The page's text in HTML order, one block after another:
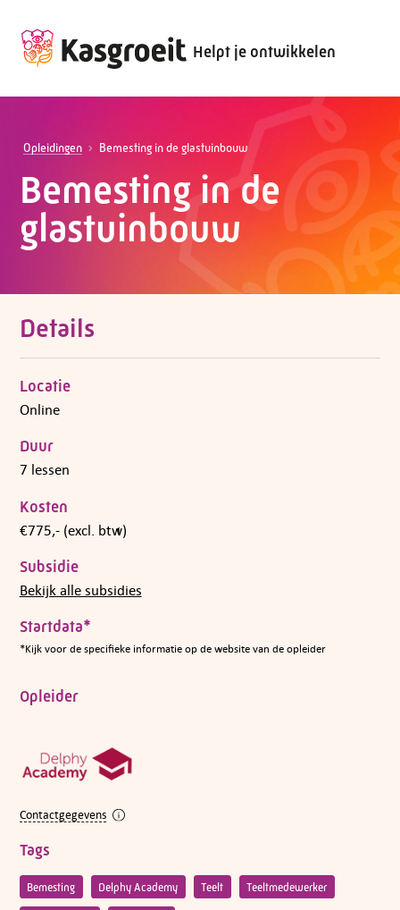
Helpt je ontwikkelen
Opleidingen Bemesting in de glastuinbouw
Bemesting in de
glastuinbouw
Details
Locatie
Online
Duur
7 lessen
Kosten
€775,- (excl. btw)
Subsidie
Bekijk alle subsidies
Startdata*
*Kijk voor de specifieke informatie op de website van de opleider
Opleider
Contactgegevens
Tags
Bemesting Delphy Academy Teelt Teeltmedewerker